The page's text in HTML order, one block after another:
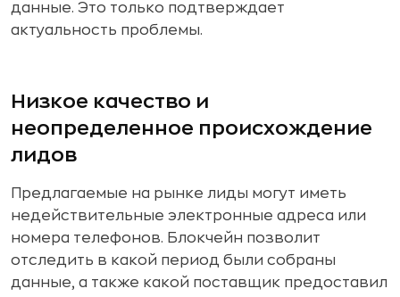
данные. Это только подтверждает
актуальность проблемы.
Низкое качество и
неопределенное происхождение
лидов
Предлагаемые на рынке лиды могут иметь
недействительные электронные адреса или
номера телефонов. Блокчейн позволит
отследить в какой период были собраны
данные, а также какой поставщик предоставил